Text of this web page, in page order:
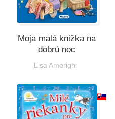
Moja malá knižka na
dobrú noc
Lisa Amerighi